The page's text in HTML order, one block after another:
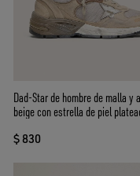
Dad-Star de hombre de malla y
beige con estrella de piel
$ 830